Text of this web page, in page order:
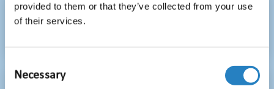
provided to them or that they’ve collected from your use
of their services.
Selection
Necessary
Nieuwsbericht